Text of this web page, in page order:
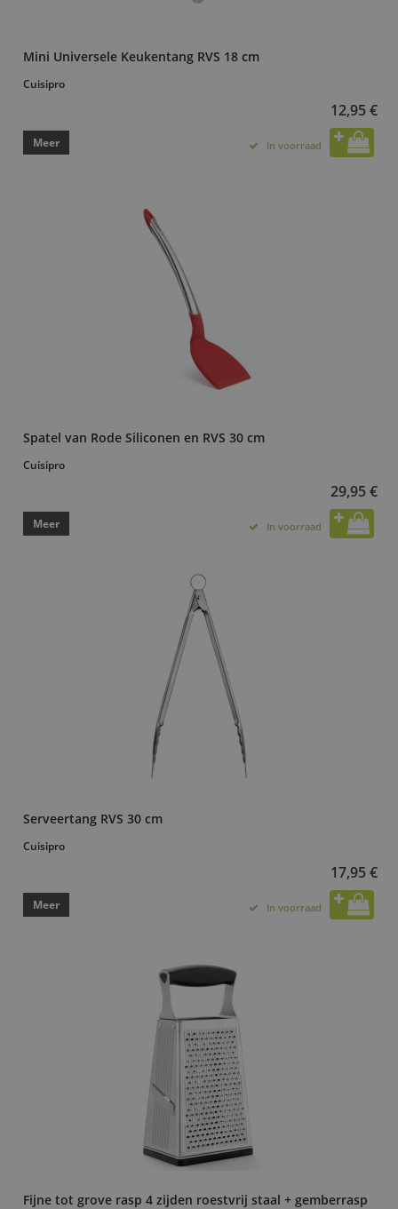
Mini Universele Keukentang RVS 18 cm
Cuisipro
12,95 €
Meer In voorraad
Spatel van Rode Siliconen en RVS 30 cm
Cuisipro
29,95 €
Meer In voorraad
Serveertang RVS 30 cm
Cuisipro
17,95 €
Meer In voorraad
Fijne tot grove rasp 4 zijden roestvrij staal + gemberrasp